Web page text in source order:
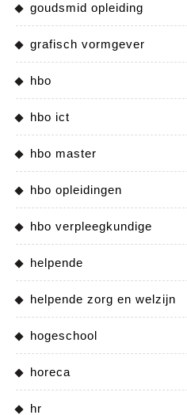
goudsmid opleiding
grafisch vormgever
hbo
hbo ict
hbo master
hbo opleidingen
hbo verpleegkundige
helpende
helpende zorg en welzijn
hogeschool
horeca
hr